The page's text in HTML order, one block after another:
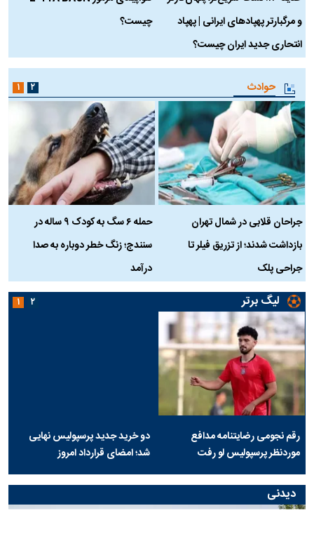
و مرگبارتر پهپادهای ایرانی | پهپاد
انتحاری جدید ایران چیست؟
چیست؟
حوادث
جراحان قلابی در شمال تهران
بازداشت شدند؛ از تزریق فیلر تا
جراحی پلک
حمله ۶ سگ به کودک ۹ ساله در
سنندج؛ زنگ خطر دوباره به صدا
درآمد
۱ ۲
لیگ برتر
رقم نجومی رضایتنامه مدافع
موردنظر پرسپولیس لو رفت
دو خرید جدید پرسپولیس نهایی
شد؛ امضای قرارداد امروز
۱ ۲
دیدنی